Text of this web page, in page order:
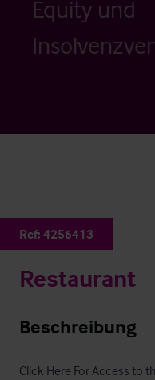
Equity und
Ref: 4256413
Restaurant
Beschreibung
Click Here For Access to